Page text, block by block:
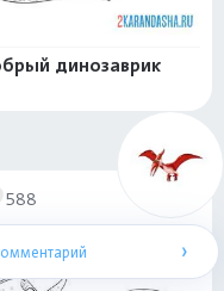
динозаврик
588
›